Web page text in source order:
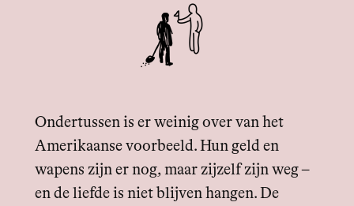
Ondertussen is er weinig over van het
Amerikaanse voorbeeld. Hun geld en
wapens zijn er nog, maar zijzelf zijn weg –
en de liefde is niet blijven hangen. De